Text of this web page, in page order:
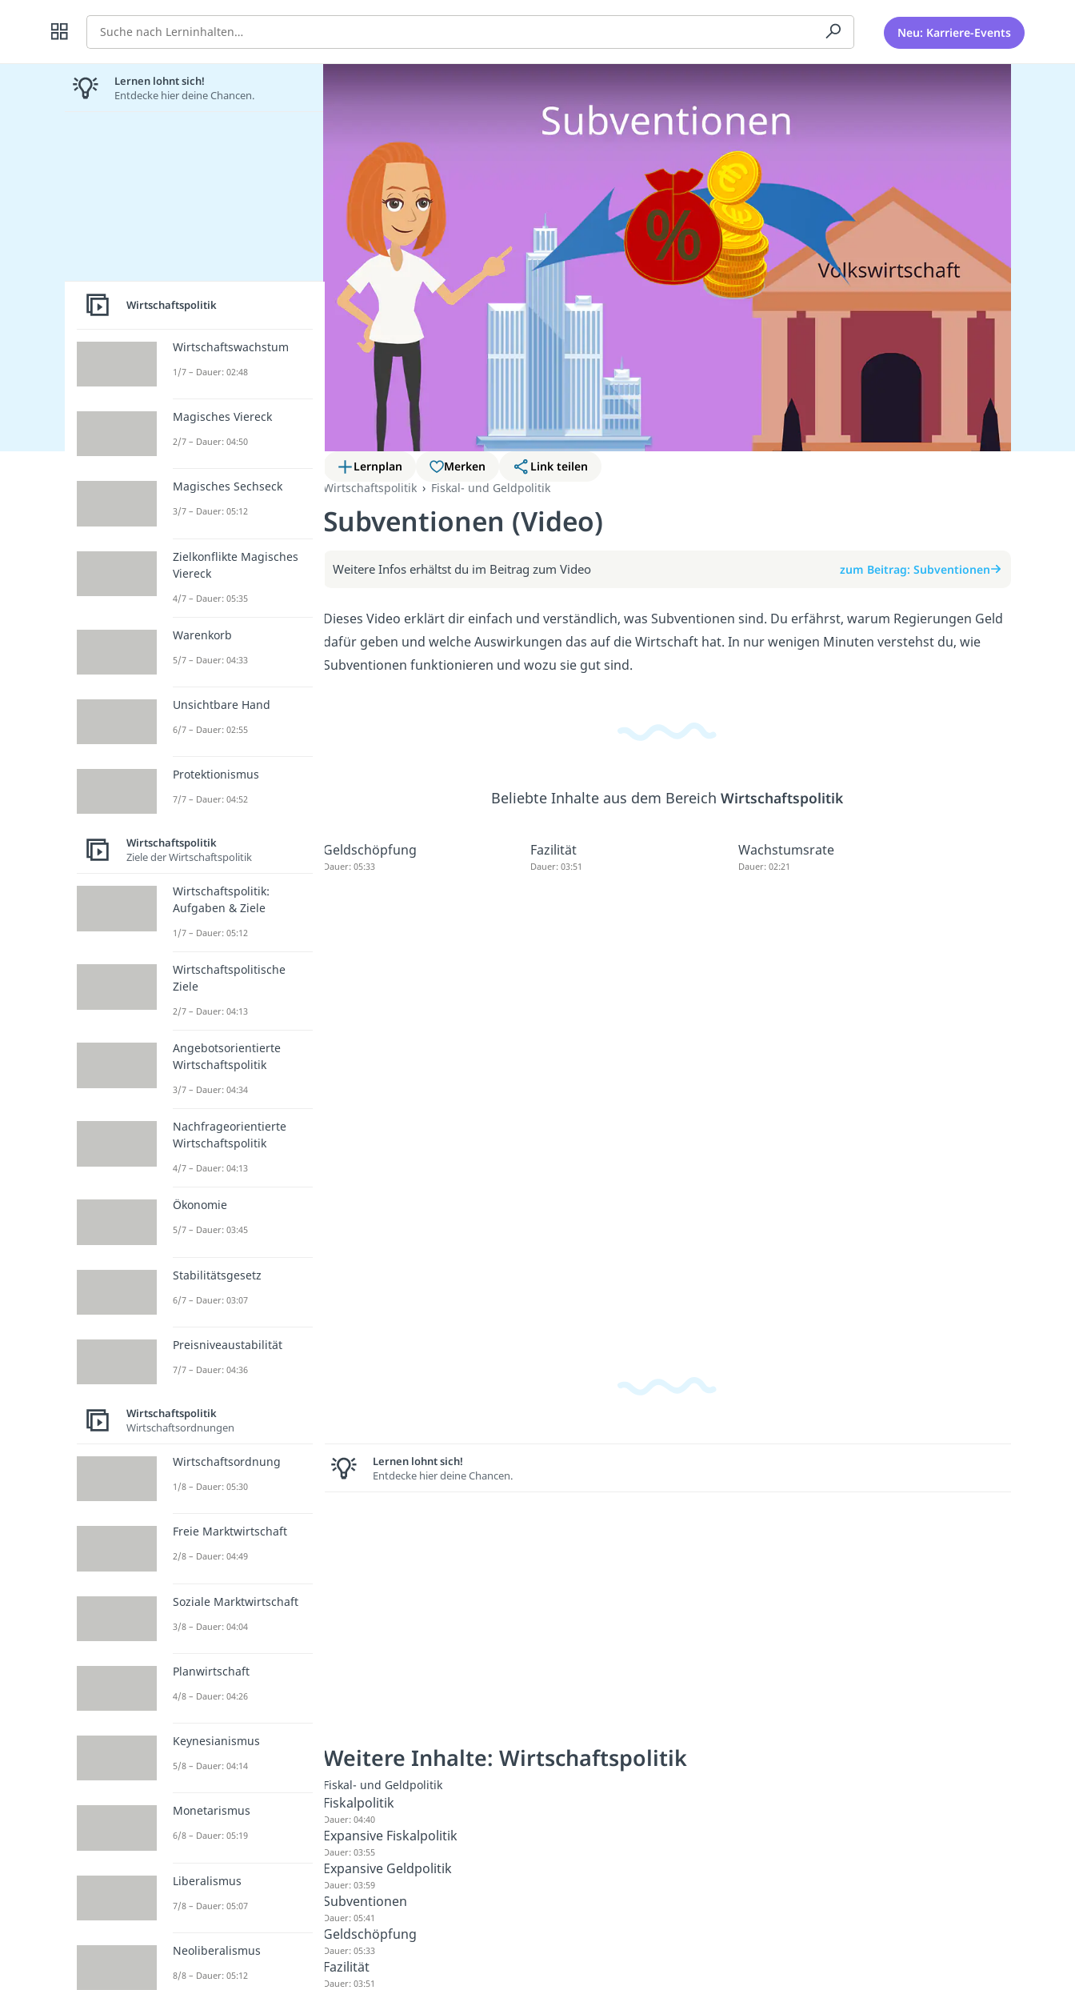
Suche Neu: Karriere-Events
Lernplan Merken
Link teilen
Wirtschaftspolitik
Fiskal- und Geldpolitik
Subventionen (Video)
Weitere Infos erhältst du im Beitrag zum Video zum Beitrag: Subventionen
Dieses Video erklärt dir einfach und verständlich, was Subventionen sind. Du erfährst, warum Regierungen Geld
dafür geben und welche Auswirkungen das auf die Wirtschaft hat. In nur wenigen Minuten verstehst du, wie
Subventionen funktionieren und wozu sie gut sind.
Beliebte Inhalte aus dem Bereich Wirtschaftspolitik
Geldschöpfung
Dauer: 05:33
Fazilität
Dauer: 03:51
Wachstumsrate
Dauer: 02:21
Lernen lohnt sich!
Entdecke hier deine Chancen.
Weitere Inhalte: Wirtschaftspolitik
Fiskal- und Geldpolitik
Fiskalpolitik
Dauer: 04:40
Expansive Fiskalpolitik
Dauer: 03:55
Expansive Geldpolitik
Dauer: 03:59
Subventionen
Dauer: 05:41
Geldschöpfung
Dauer: 05:33
Fazilität
Dauer: 03:51
Lernen lohnt sich!
Entdecke hier deine Chancen.
Wirtschaftspolitik
Wirtschaftswachstum
1/7 – Dauer: 02:48
Magisches Viereck
2/7 – Dauer: 04:50
Magisches Sechseck
3/7 – Dauer: 05:12
Zielkonflikte Magisches
Viereck
4/7 – Dauer: 05:35
Warenkorb
5/7 – Dauer: 04:33
Unsichtbare Hand
6/7 – Dauer: 02:55
Protektionismus
7/7 – Dauer: 04:52
Wirtschaftspolitik
Ziele der Wirtschaftspolitik
Wirtschaftspolitik:
Aufgaben & Ziele
1/7 – Dauer: 05:12
Wirtschaftspolitische
Ziele
2/7 – Dauer: 04:13
Angebotsorientierte
Wirtschaftspolitik
3/7 – Dauer: 04:34
Nachfrageorientierte
Wirtschaftspolitik
4/7 – Dauer: 04:13
Ökonomie
5/7 – Dauer: 03:45
Stabilitätsgesetz
6/7 – Dauer: 03:07
Preisniveaustabilität
7/7 – Dauer: 04:36
Wirtschaftspolitik
Wirtschaftsordnungen
Wirtschaftsordnung
1/8 – Dauer: 05:30
Freie Marktwirtschaft
2/8 – Dauer: 04:49
Soziale Marktwirtschaft
3/8 – Dauer: 04:04
Planwirtschaft
4/8 – Dauer: 04:26
Keynesianismus
5/8 – Dauer: 04:14
Monetarismus
6/8 – Dauer: 05:19
Liberalismus
7/8 – Dauer: 05:07
Neoliberalismus
8/8 – Dauer: 05:12